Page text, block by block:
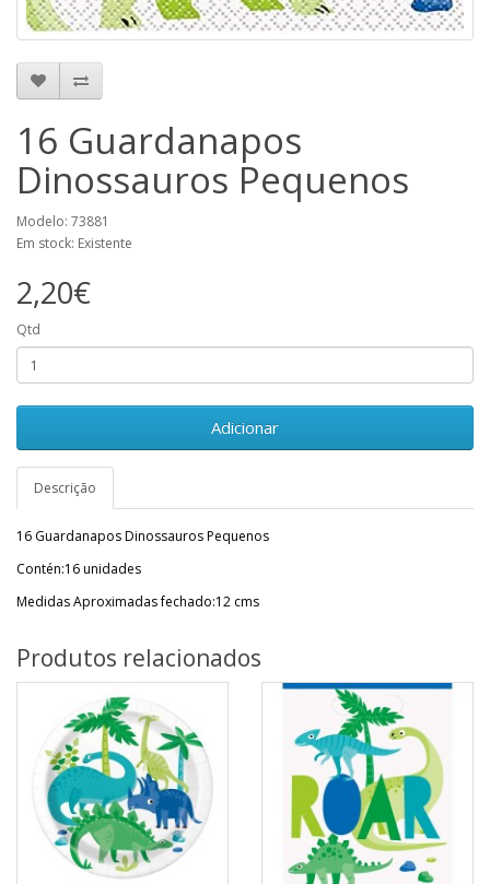
16 Guardanapos
Dinossauros Pequenos
Modelo: 73881
Em stock: Existente
2,20€
Qtd
Adicionar
Descrição
16 Guardanapos Dinossauros Pequenos
Contén:16 unidades
Medidas Aproximadas fechado:12 cms
Produtos relacionados